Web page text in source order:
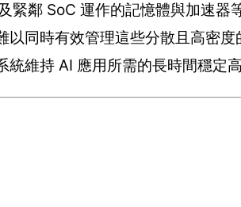
緊鄰 SoC 運作的記憶體與加速
以同時有效管理這些分散且高密
維持 AI 應用所需的長時間穩定高